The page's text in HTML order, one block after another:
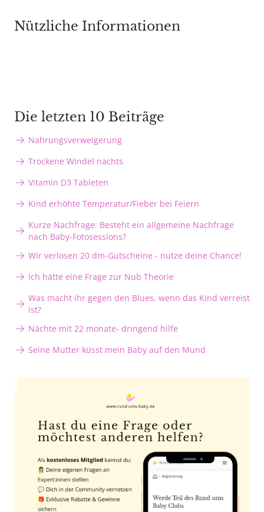
Nützliche Informationen
Die letzten 10 Beiträge
Nahrungsverweigerung
Trockene Windel nachts
Vitamin D3 Tableten
Kind erhöhte Temperatur/Fieber bei Feiern
Kurze Nachfrage: Besteht ein allgemeine Nachfrage
nach Baby-Fotosessions?
Wir verlosen 20 dm-Gutscheine - nutze deine Chance!
Ich hätte eine Frage zur Nub Theorie
Was macht ihr gegen den Blues, wenn das Kind verreist
ist?
Nächte mit 22 monate- dringend hilfe
Seine Mutter küsst mein Baby auf den Mund